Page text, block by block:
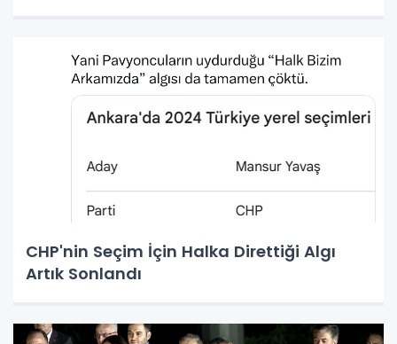
CHP'nin Seçim İçin Halka Direttiği Algı
Artık Sonlandı